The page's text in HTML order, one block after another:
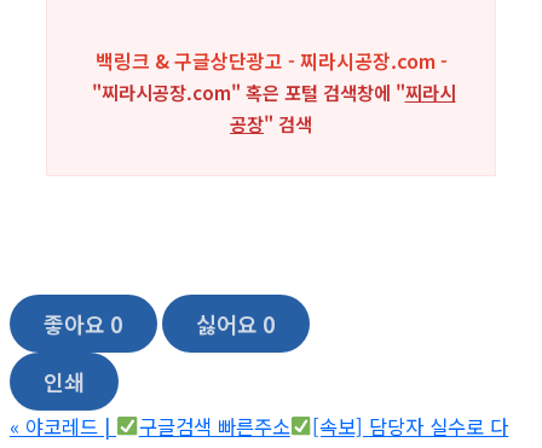
백링크 & 구글상단광고 - 찌라시공장.com -
"찌라시공장.com" 혹은 포털 검색창에 "찌라시
공장" 검색
좋아요 0 싫어요 0
인쇄
« 야코레드 | 구글검색 빠른주소
[속보] 담당자 실수로 다